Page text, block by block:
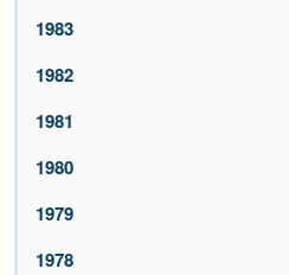
1983
1982
1981
1980
1979
1978